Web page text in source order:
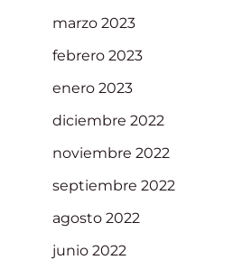
marzo 2023
febrero 2023
enero 2023
diciembre 2022
noviembre 2022
septiembre 2022
agosto 2022
junio 2022